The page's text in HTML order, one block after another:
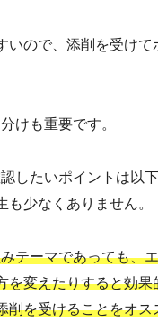
いので、添削を受け
けも重要です。
したいポイントは以
少なくありません。
テーマであっても、
を変えたりすると効
削を受けることをオス